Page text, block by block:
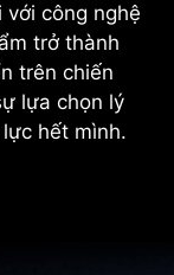
công nghệ
trở thành
trên chiến
lựa chọn lý
hết mình.